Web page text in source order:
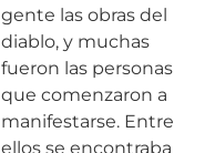
gente las obras del
diablo, y muchas
fueron las personas
que comenzaron a
manifestarse. Entre
ellos se encontraba